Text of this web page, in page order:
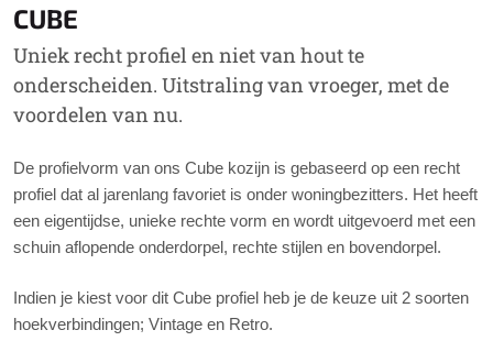
CUBE
Uniek recht profiel en niet van hout te
onderscheiden. Uitstraling van vroeger, met de
voordelen van nu.
De profielvorm van ons Cube kozijn is gebaseerd op een recht
profiel dat al jarenlang favoriet is onder woningbezitters. Het heeft
een eigentijdse, unieke rechte vorm en wordt uitgevoerd met een
schuin aflopende onderdorpel, rechte stijlen en bovendorpel.
Indien je kiest voor dit Cube profiel heb je de keuze uit 2 soorten
hoekverbindingen; Vintage en Retro.